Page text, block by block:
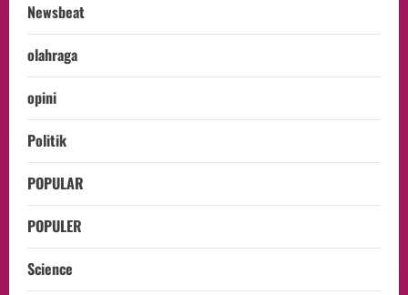
Newsbeat
olahraga
opini
Politik
POPULAR
POPULER
Science